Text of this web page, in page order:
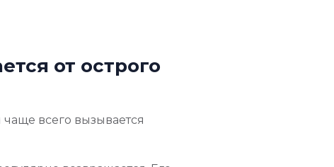
от острого
всего вызывается